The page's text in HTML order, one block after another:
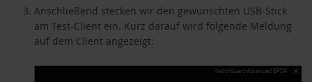
Anschließend stecken wir den gewünschten USB-Stick
am Test-Client ein. Kurz darauf wird folgende Meldung
auf dem Client angezeigt: